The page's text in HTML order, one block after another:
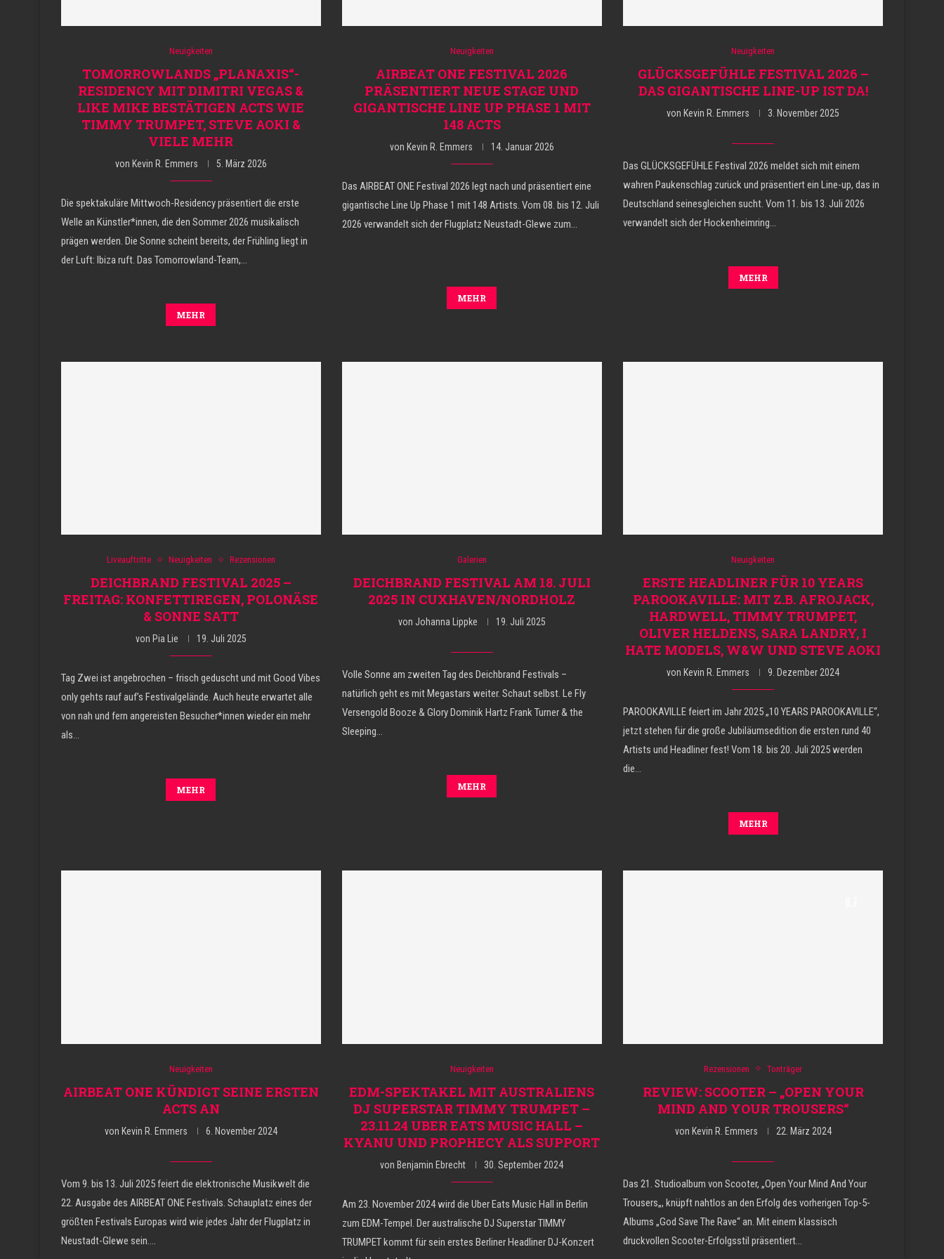
Neuigkeiten
TOMORROWLANDS „PLANAXIS“-
RESIDENCY MIT DIMITRI VEGAS &
LIKE MIKE BESTÄTIGEN ACTS WIE
TIMMY TRUMPET, STEVE AOKI &
VIELE MEHR
von Kevin R. Emmers 5. März 2026
Die spektakuläre Mittwoch-Residency präsentiert die erste
Welle an Künstler*innen, die den Sommer 2026 musikalisch
prägen werden. Die Sonne scheint bereits, der Frühling liegt in
der Luft: Ibiza ruft. Das Tomorrowland-Team,…
MEHR
Neuigkeiten
AIRBEAT ONE FESTIVAL 2026
PRÄSENTIERT NEUE STAGE UND
GIGANTISCHE LINE UP PHASE 1 MIT
148 ACTS
von Kevin R. Emmers 14. Januar 2026
Das AIRBEAT ONE Festival 2026 legt nach und präsentiert eine
gigantische Line Up Phase 1 mit 148 Artists. Vom 08. bis 12. Juli
2026 verwandelt sich der Flugplatz Neustadt-Glewe zum…
MEHR
Neuigkeiten
GLÜCKSGEFÜHLE FESTIVAL 2026 –
DAS GIGANTISCHE LINE-UP IST DA!
von Kevin R. Emmers 3. November 2025
Das GLÜCKSGEFÜHLE Festival 2026 meldet sich mit einem
wahren Paukenschlag zurück und präsentiert ein Line-up, das in
Deutschland seinesgleichen sucht. Vom 11. bis 13. Juli 2026
verwandelt sich der Hockenheimring…
MEHR
Liveauftritte Neuigkeiten Rezensionen
DEICHBRAND FESTIVAL 2025 –
FREITAG: KONFETTIREGEN, POLONÄSE
& SONNE SATT
von Pia Lie 19. Juli 2025
Tag Zwei ist angebrochen – frisch geduscht und mit Good Vibes
only gehts rauf auf’s Festivalgelände. Auch heute erwartet alle
von nah und fern angereisten Besucher*innen wieder ein mehr
als…
MEHR
Galerien
DEICHBRAND FESTIVAL AM 18. JULI
2025 IN CUXHAVEN/NORDHOLZ
von Johanna Lippke 19. Juli 2025
Volle Sonne am zweiten Tag des Deichbrand Festivals –
natürlich geht es mit Megastars weiter. Schaut selbst. Le Fly
Versengold Booze & Glory Dominik Hartz Frank Turner & the
Sleeping…
MEHR
Neuigkeiten
ERSTE HEADLINER FÜR 10 YEARS
PAROOKAVILLE: MIT Z.B. AFROJACK,
HARDWELL, TIMMY TRUMPET,
OLIVER HELDENS, SARA LANDRY, I
HATE MODELS, W&W UND STEVE AOKI
von Kevin R. Emmers 9. Dezember 2024
PAROOKAVILLE feiert im Jahr 2025 „10 YEARS PAROOKAVILLE“,
jetzt stehen für die große Jubiläumsedition die ersten rund 40
Artists und Headliner fest! Vom 18. bis 20. Juli 2025 werden
die…
MEHR
Neuigkeiten
AIRBEAT ONE KÜNDIGT SEINE ERSTEN
ACTS AN
von Kevin R. Emmers 6. November 2024
Vom 9. bis 13. Juli 2025 feiert die elektronische Musikwelt die
22. Ausgabe des AIRBEAT ONE Festivals. Schauplatz eines der
größten Festivals Europas wird wie jedes Jahr der Flugplatz in
Neustadt-Glewe sein.…
Neuigkeiten
EDM-SPEKTAKEL MIT AUSTRALIENS
DJ SUPERSTAR TIMMY TRUMPET –
23.11.24 UBER EATS MUSIC HALL –
KYANU UND PROPHECY ALS SUPPORT
von Benjamin Ebrecht 30. September 2024
Am 23. November 2024 wird die Uber Eats Music Hall in Berlin
zum EDM-Tempel. Der australische DJ Superstar TIMMY
TRUMPET kommt für sein erstes Berliner Headliner DJ-Konzert
Rezensionen Tonträger
REVIEW: SCOOTER – „OPEN YOUR
MIND AND YOUR TROUSERS“
von Kevin R. Emmers 22. März 2024
Das 21. Studioalbum von Scooter, „Open Your Mind And Your
Trousers„, knüpft nahtlos an den Erfolg des vorherigen Top-5-
Albums „God Save The Rave“ an. Mit einem klassisch
druckvollen Scooter-Erfolgsstil präsentiert…